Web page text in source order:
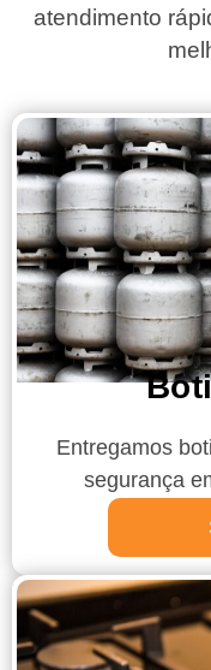
atendimento
Entregamos
segurança